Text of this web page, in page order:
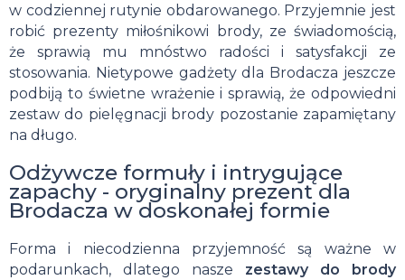
w codziennej rutynie obdarowanego. Przyjemnie jest
robić prezenty miłośnikowi brody, ze świadomością,
że sprawią mu mnóstwo radości i satysfakcji ze
stosowania. Nietypowe gadżety dla Brodacza jeszcze
podbiją to świetne wrażenie i sprawią, że odpowiedni
zestaw do pielęgnacji brody pozostanie zapamiętany
na długo.
Odżywcze formuły i intrygujące
zapachy - oryginalny prezent dla
Brodacza w doskonałej formie
Forma i niecodzienna przyjemność są ważne w
podarunkach, dlatego nasze zestawy do brody